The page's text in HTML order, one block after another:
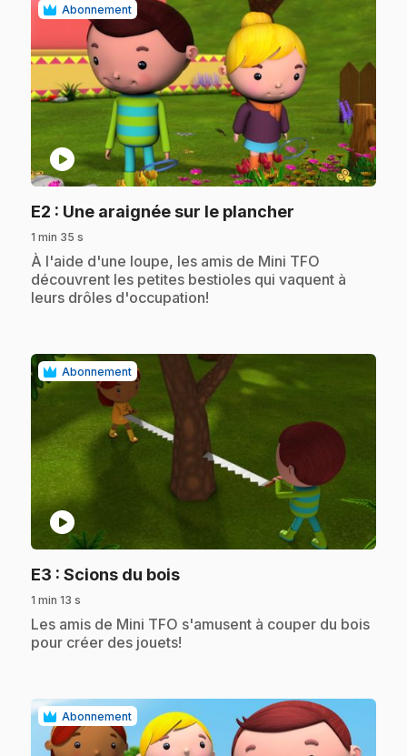
Abonnement
play_circle
E2 : Une araignée sur le plancher
1 min 35 s
.À l'aide d'une loupe, les amis de Mini TFO
découvrent les petites bestioles qui vaquent à
leurs drôles d'occupation!
Abonnement
play_circle
E3 : Scions du bois.
1 min 13 s
.Les amis de Mini TFO s'amusent à couper du bois
pour créer des jouets!
Abonnement